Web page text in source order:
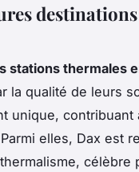
stations thermales
la qualité de leurs
unique, contribuant
elles, Dax est
célèbre